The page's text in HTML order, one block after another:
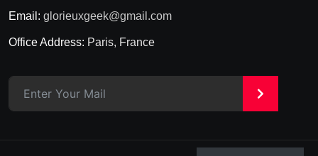
Email: glorieuxgeek@gmail.com
Office Address: Paris, France
>